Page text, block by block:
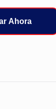
Ahora